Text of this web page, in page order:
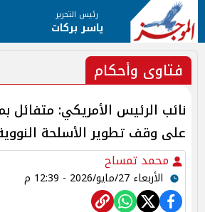
رئيس التحرير
ياسر بركات
فتاوى وأحكام
نائب الرئيس الأمريكي: متفائل
على وقف تطوير الأسلحة
محمد تمساح
الأربعاء 27/مايو/2026 - 12:39 م